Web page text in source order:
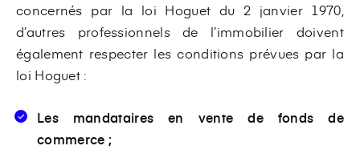
concernés par la loi Hoguet du 2 janvier 1970,
d’autres professionnels de l’immobilier doivent
également respecter les conditions prévues par la
loi Hoguet :
Les mandataires en vente de fonds de
commerce ;